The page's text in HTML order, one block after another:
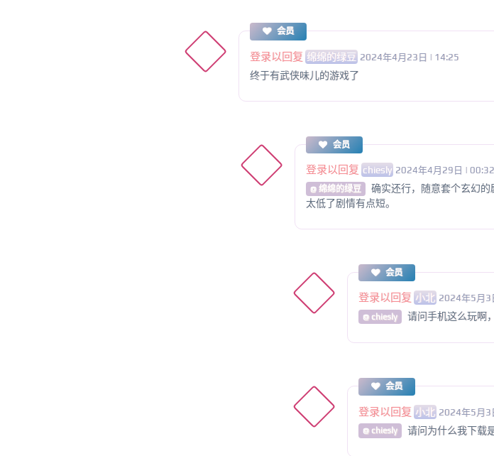
会员
登录以回复 绵绵的绿豆 2024年4月23日 | 14:25
终于有武侠味儿的游戏了
会员
登录以回复 chiesly 2024年4月29日 | 00:32
@ 绵绵的绿豆
确实还行，随意套个玄幻
太低了剧情有点短。
会员
登录以回复 小北 2024年5月3
@ chiesly 请问手机这么玩啊
会员
登录以回复 小北 2024年5月3
@ chiesly 请问为什么我下载